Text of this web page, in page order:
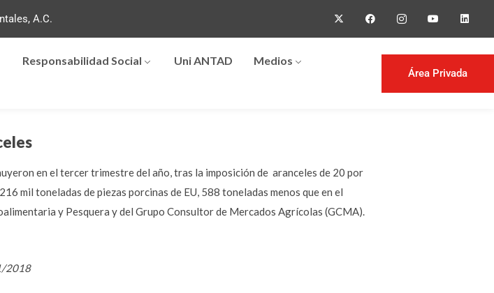
A.C.
Responsabilidad Social Uni ANTAD
Medios
Área Privada
en el tercer trimestre del año, tras la imposición de aranceles de 20 por
mil toneladas de piezas porcinas de EU, 588 toneladas menos que en el
y Pesquera y del Grupo Consultor de Mercados Agrícolas (GCMA).
2018